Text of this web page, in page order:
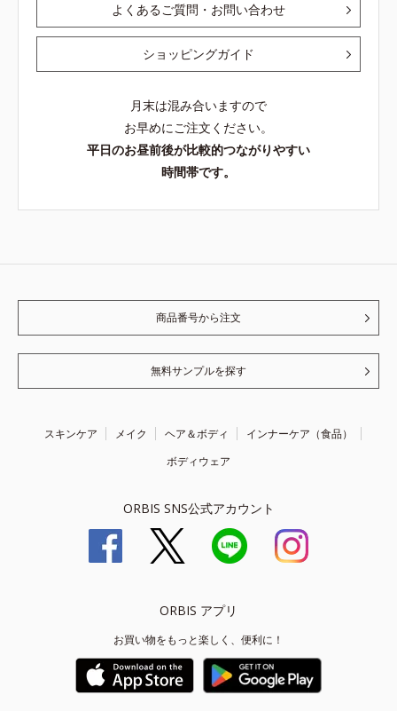
よくあるご質問・お問い合わせ
ショッピングガイド
月末は混み合いますので
お早めにご注文ください。
平日のお昼前後が比較的つながりやすい
時間帯です。
商品番号から注文
無料サンプルを探す
スキンケア メイク ヘア＆ボディ
インナーケア（食品）
ボディウェア
ORBIS SNS公式アカウント
ORBIS アプリ
お買い物をもっと楽しく、便利に！